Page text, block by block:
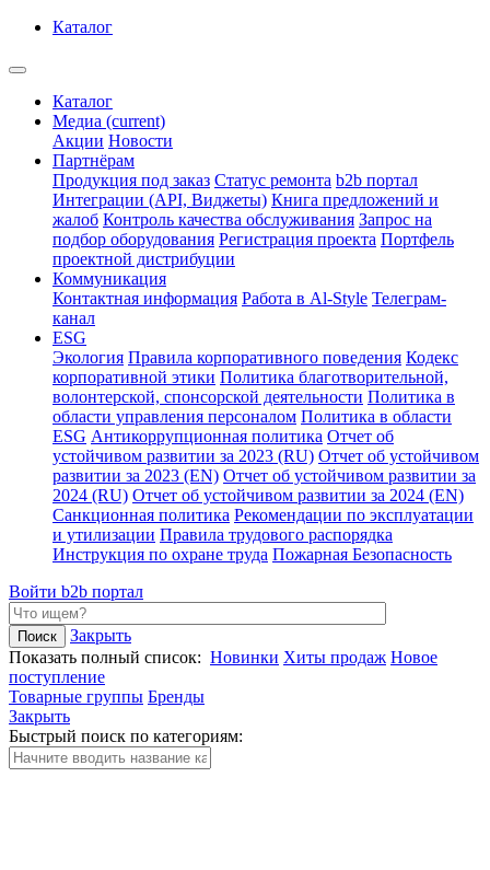
Каталог
Каталог
Медиа (current)
Акции Новости
Партнёрам
Продукция под заказ Статус ремонта b2b портал
Интеграции (API, Виджеты) Книга предложений и
жалоб Контроль качества обслуживания Запрос на
подбор оборудования Регистрация проекта Портфель
проектной дистрибуции
Коммуникация
Контактная информация Работа в Al-Style Телеграм-
канал
ESG
Экология Правила корпоративного поведения Кодекс
корпоративной этики Политика благотворительной,
волонтерской, спонсорской деятельности Политика в
области управления персоналом Политика в области
ESG Антикоррупционная политика Отчет об
устойчивом развитии за 2023 (RU) Отчет об устойчивом
развитии за 2023 (EN) Отчет об устойчивом развитии за
2024 (RU) Отчет об устойчивом развитии за 2024 (EN)
Санкционная политика Рекомендации по эксплуатации
и утилизации Правила трудового распорядка
Инструкция по охране труда Пожарная Безопасность
Войти b2b портал
Закрыть
Показать полный список: Новинки Хиты продаж Новое
поступление
Товарные группы Бренды
Закрыть
Быстрый поиск по категориям: